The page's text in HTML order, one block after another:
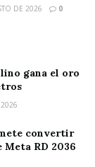
DE 2026 0
gana el oro
convertir
Meta RD 2036